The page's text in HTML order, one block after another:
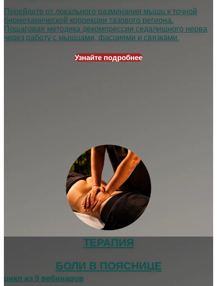
Перейдите от локального разминания мышц к точной
биомеханической коррекции тазового региона.
Пошаговая методика декомпрессии седалищного нерва
через работу с мышцами, фасциями и связками.
Узнайте подробнее
ТЕРАПИЯ
БОЛИ В ПОЯСНИЦЕ
цикл из 9 вебинаров